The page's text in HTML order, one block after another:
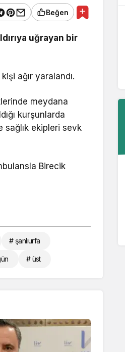
Beğen
uğrayan bir
ağır yaralandı.
meydana
kurşunlarda
sağlık ekipleri sevk
Birecik
# şanlıurfa
# üst